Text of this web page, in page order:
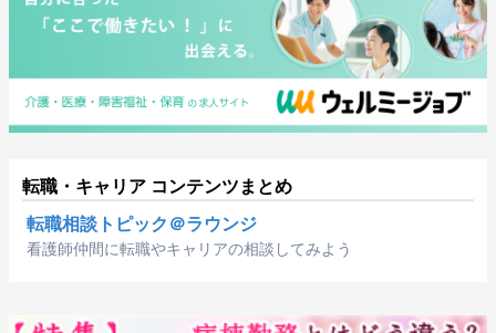
転職・キャリア コンテンツまとめ
転職相談トピック＠ラウンジ
看護師仲間に転職やキャリアの相談してみよう